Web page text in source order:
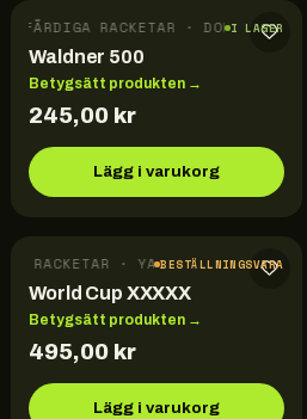
FÄRDIGA RACKETAR · DONICI LAGER
Waldner 500
Betygsätt produkten →
245,00 kr
Lägg i varukorg
FÄRDIGA RACKETAR · YASAKA
BESTÄLLNINGSVARA
World Cup XXXXX
Betygsätt produkten →
495,00 kr
Lägg i varukorg